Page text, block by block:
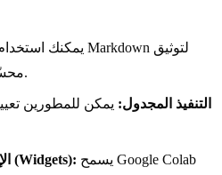
محسّن داخل دفاتر الملاحظات.
التنفيذ المجدول: يمكن للمطورين
الإضافات والأدوات التفاعلية (Widgets):